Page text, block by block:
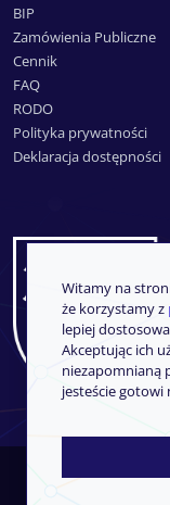
BIP
Zamówienia Publiczne
Cennik
FAQ
RODO
Polityka prywatności
Deklaracja dostępności
Copyright © 2013-
Witamy na
że korzystamy z
lepiej
Akceptując ich
niezapomnianą
jesteście gotowi